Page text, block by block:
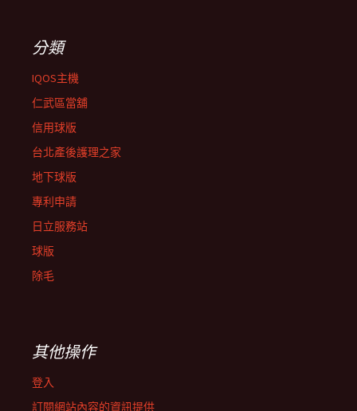
分類
IQOS主機
仁武區當舖
信用球版
台北產後護理之家
地下球版
專利申請
日立服務站
球版
除毛
其他操作
登入
訂閱網站內容的資訊提供